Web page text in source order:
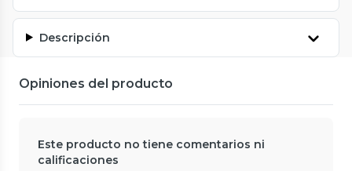
Descripción
Opiniones del producto
Este producto no tiene comentarios ni
calificaciones